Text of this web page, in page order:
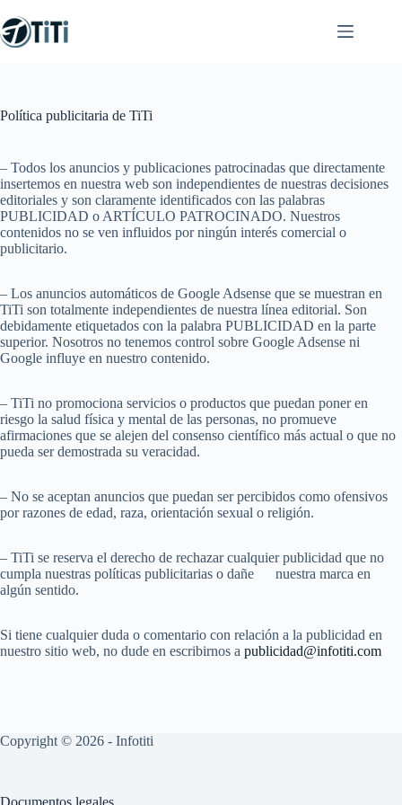
al
contenido
Política publicitaria de TiTi
– Todos los anuncios y publicaciones patrocinadas que directamente
insertemos en nuestra web son independientes de nuestras decisiones
editoriales y son claramente identificados con las palabras
PUBLICIDAD o ARTÍCULO PATROCINADO. Nuestros
contenidos no se ven influidos por ningún interés comercial o
publicitario.
– Los anuncios automáticos de Google Adsense que se muestran en
TiTi son totalmente independientes de nuestra línea editorial. Son
debidamente etiquetados con la palabra PUBLICIDAD en la parte
superior. Nosotros no tenemos control sobre Google Adsense ni
Google influye en nuestro contenido.
– TiTi no promociona servicios o productos que puedan poner en
riesgo la salud física y mental de las personas, no promueve
afirmaciones que se alejen del consenso científico más actual o que no
pueda ser demostrada su veracidad.
– No se aceptan anuncios que puedan ser percibidos como ofensivos
por razones de edad, raza, orientación sexual o religión.
– TiTi se reserva el derecho de rechazar cualquier publicidad que no
cumpla nuestras políticas publicitarias o dañe nuestra marca en
algún sentido.
Si tiene cualquier duda o comentario con relación a la publicidad en
nuestro sitio web, no dude en escribirnos a publicidad@infotiti.com
Copyright © 2026 - Infotiti